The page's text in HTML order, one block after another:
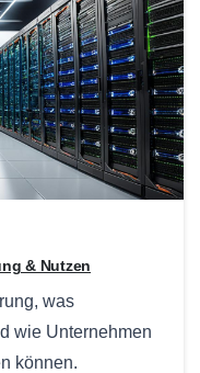
& Nutzen
was
wie Unternehmen
können.